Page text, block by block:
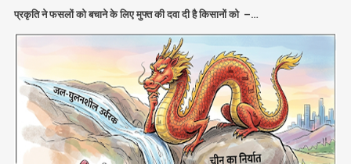
प्रकृति ने फसलों को बचाने के लिए मुफ्त की दवा दी है किसानों को –…